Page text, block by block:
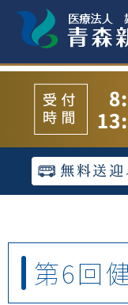
第6回